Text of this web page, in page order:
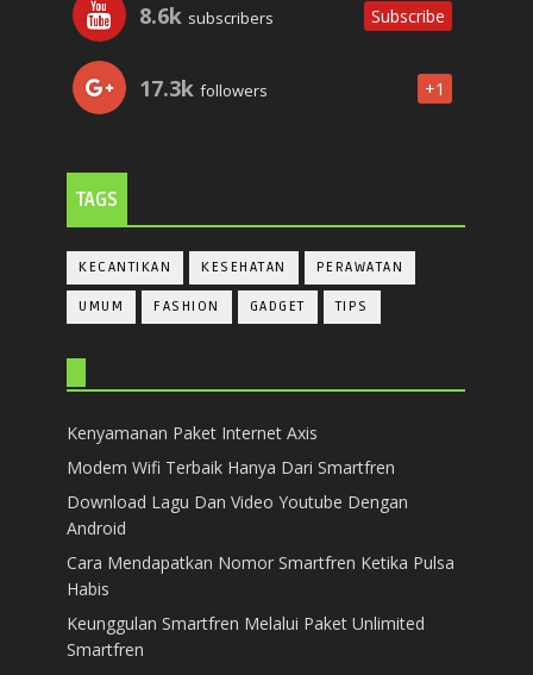
8.6k subscribers Subscribe
17.3k followers +1
TAGS
KECANTIKAN KESEHATAN PERAWATAN
UMUM FASHION GADGET TIPS
Kenyamanan Paket Internet Axis
Modem Wifi Terbaik Hanya Dari Smartfren
Download Lagu Dan Video Youtube Dengan
Android
Cara Mendapatkan Nomor Smartfren Ketika Pulsa
Habis
Keunggulan Smartfren Melalui Paket Unlimited
Smartfren